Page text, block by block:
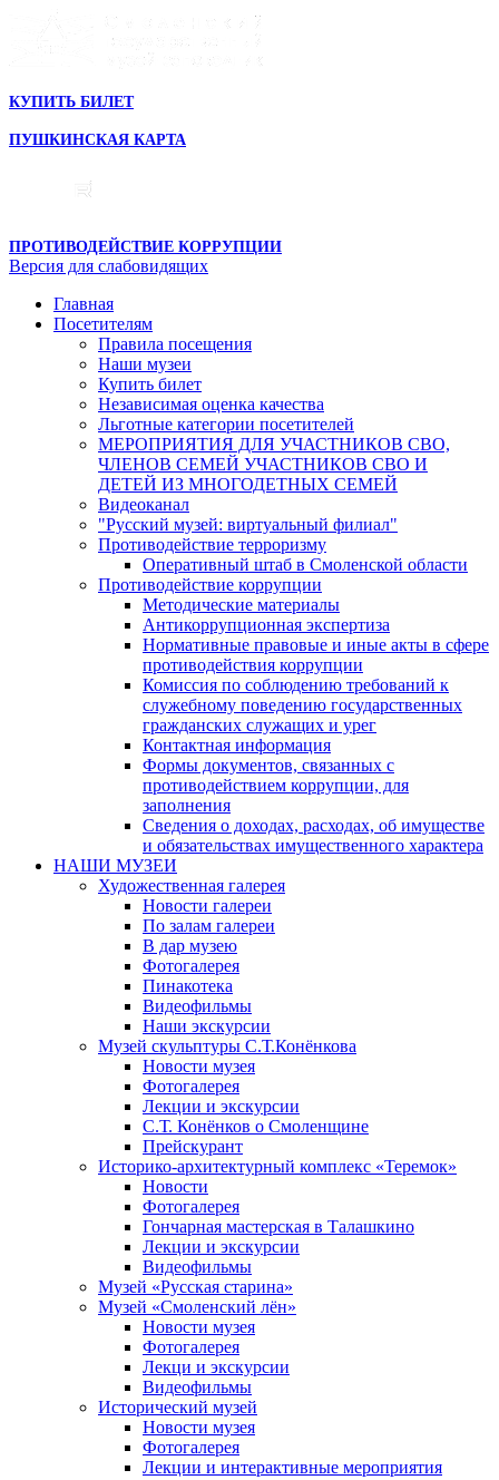
КУПИТЬ БИЛЕТ
ПУШКИНСКАЯ КАРТА
ПРОТИВОДЕЙСТВИЕ КОРРУПЦИИ
Версия для слабовидящих
Главная
Посетителям
Правила посещения
Наши музеи
Купить билет
Независимая оценка качества
Льготные категории посетителей
МЕРОПРИЯТИЯ ДЛЯ УЧАСТНИКОВ СВО,
ЧЛЕНОВ СЕМЕЙ УЧАСТНИКОВ СВО И
ДЕТЕЙ ИЗ МНОГОДЕТНЫХ СЕМЕЙ
Видеоканал
"Русский музей: виртуальный филиал"
Противодействие терроризму
Оперативный штаб в Смоленской области
Противодействие коррупции
Методические материалы
Антикоррупционная экспертиза
Нормативные правовые и иные акты в сфере
противодействия коррупции
Комиссия по соблюдению требований к
служебному поведению государственных
гражданских служащих и урег
Контактная информация
Формы документов, связанных с
противодействием коррупции, для
заполнения
Сведения о доходах, расходах, об имуществе
и обязательствах имущественного характера
НАШИ МУЗЕИ
Художественная галерея
Новости галереи
По залам галереи
В дар музею
Фотогалерея
Пинакотека
Видеофильмы
Наши экскурсии
Музей скульптуры С.Т.Конёнкова
Новости музея
Фотогалерея
Лекции и экскурсии
С.Т. Конёнков о Смоленщине
Прейскурант
Историко-архитектурный комплекс «Теремок»
Новости
Фотогалерея
Гончарная мастерская в Талашкино
Лекции и экскурсии
Видеофильмы
Музей «Русская старина»
Музей «Смоленский лён»
Новости музея
Фотогалерея
Лекци и экскурсии
Видеофильмы
Исторический музей
Новости музея
Фотогалерея
Лекции и интерактивные мероприятия